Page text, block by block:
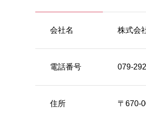
会社名 株式会
電話番号 079-
住所 〒670-